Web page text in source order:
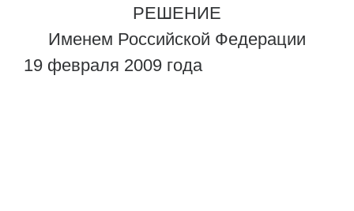
РЕШЕНИЕ
Именем Российской Федерации
19 февраля 2009 года